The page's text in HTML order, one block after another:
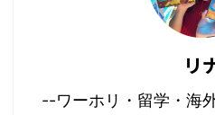
リ
--ワーホリ・留学・海